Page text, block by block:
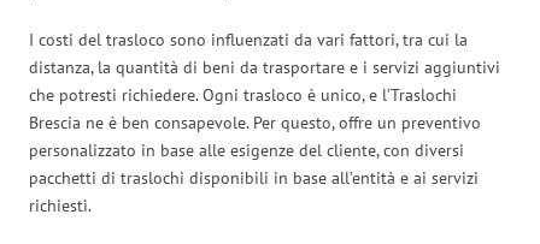
I costi del trasloco sono influenzati da vari fattori, tra cui la
distanza, la quantità di beni da trasportare e i servizi aggiuntivi
che potresti richiedere. Ogni trasloco è unico, e l’Traslochi
Brescia ne è ben consapevole. Per questo, offre un preventivo
personalizzato in base alle esigenze del cliente, con diversi
pacchetti di traslochi disponibili in base all’entità e ai servizi
richiesti.